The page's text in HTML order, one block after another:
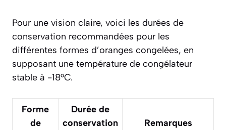
Pour une vision claire, voici les durées de
conservation recommandées pour les
différentes formes d’oranges congelées, en
supposant une température de congélateur
stable à -18°C.
Forme
de
Durée de
conservation
Remarques